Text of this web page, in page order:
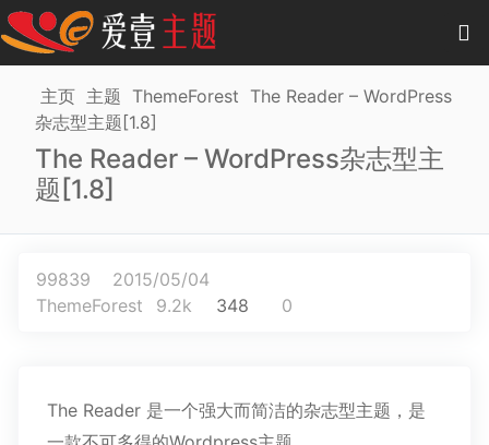
0项目-0.00 元
主题
插件
商城
主页 主题 ThemeForest The Reader – WordPress
杂志型主题[1.8]
The Reader – WordPress杂志型主
题[1.8]
99839
2015/05/04
ThemeForest
9.2k 348 0
The Reader 是一个强大而简洁的杂志型主题，是